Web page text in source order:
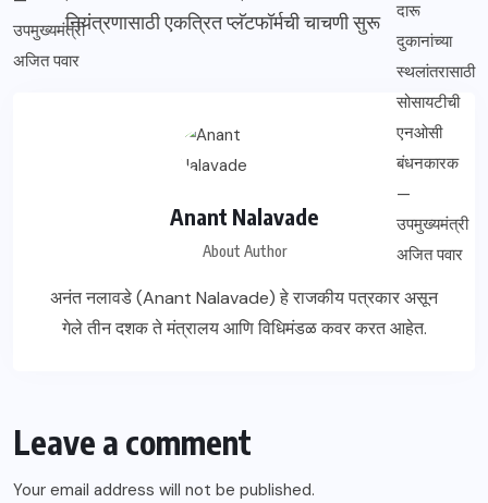
नियंत्रणासाठी एकत्रित प्लॅटफॉर्मची चाचणी सुरू
Anant Nalavade
About Author
अनंत नलावडे (Anant Nalavade) हे राजकीय पत्रकार असून
गेले तीन दशक ते मंत्रालय आणि विधिमंडळ कवर करत आहेत.
Leave a comment
Your email address will not be published.